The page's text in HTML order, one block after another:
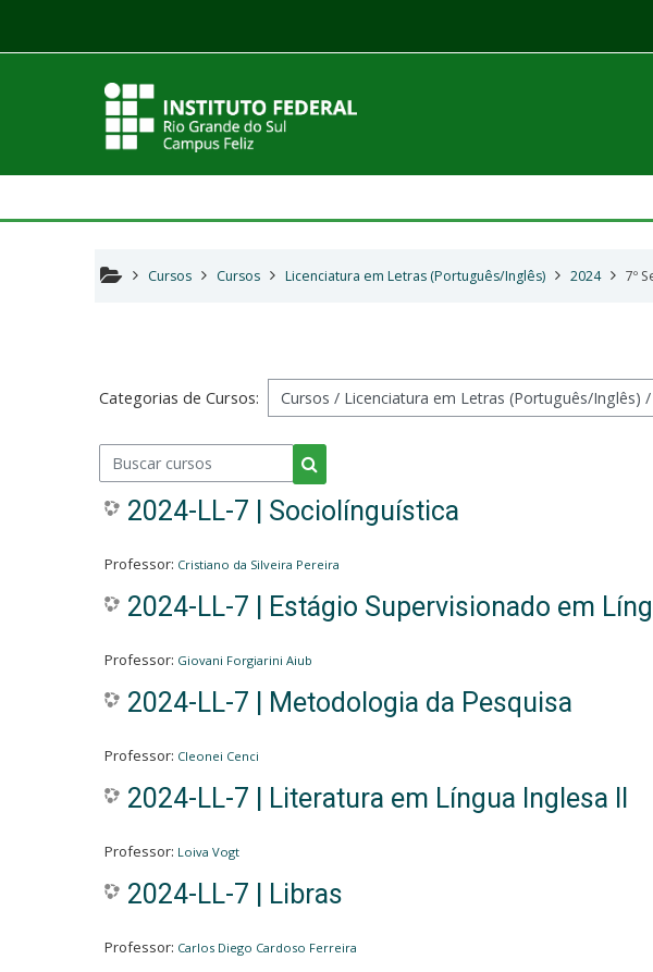
Cursos Cursos Licenciatura em Letras (Português/Inglês) 2024 7º
Categorias de Cursos:
Buscar cursos
Buscar cursos
2024-LL-7 | Sociolínguística
Professor: Cristiano da Silveira Pereira
2024-LL-7 | Estágio Supervisionado em
Professor: Giovani Forgiarini Aiub
2024-LL-7 | Metodologia da Pesquisa
Professor: Cleonei Cenci
2024-LL-7 | Literatura em Língua Inglesa II
Professor: Loiva Vogt
2024-LL-7 | Libras
Professor: Carlos Diego Cardoso Ferreira